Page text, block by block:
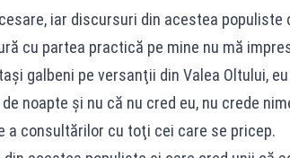
iar discursuri din acestea populiste
cu partea practică pe mine nu mă
galbeni pe versanţii din Valea Oltului,
noapte şi nu că nu cred eu, nu crede
a consultărilor cu toţi cei care se pricep.